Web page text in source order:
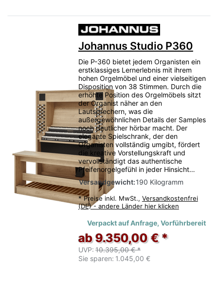
Johannus Studio P360
Die P-360 bietet jedem Organisten ein
erstklassiges Lernerlebnis mit ihrem
hohen Orgelmöbel und einer vielseitigen
Disposition von 38 Stimmen. Durch die
erhöhte Position des Orgelmöbels sitzt
der Organist näher an den
Lautsprechern, was die
außergewöhnlichen Details der Samples
noch deutlicher hörbar macht. Der
elegante Spielschrank, der den
Organisten vollständig umgibt, fördert
die kreative Vorstellungskraft und
vervollständigt das authentische
Pfeifenorgelgefühl in jeder Hinsicht…
Versandgewicht:190 Kilogramm
* Preise inkl. MwSt., Versandkostenfrei
(DE) - andere Länder hier klicken
Verpackt auf Anfrage, Vorführbereit
ab 9.350,00 € *
UVP: 10.395,00 € *
Sie sparen: 1.045,00 €